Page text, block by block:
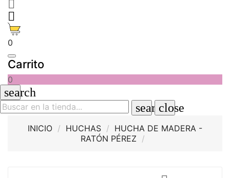


0
Carrito
0
search
searchclose
INICIO HUCHAS
HUCHA DE MADERA -
RATÓN PÉREZ